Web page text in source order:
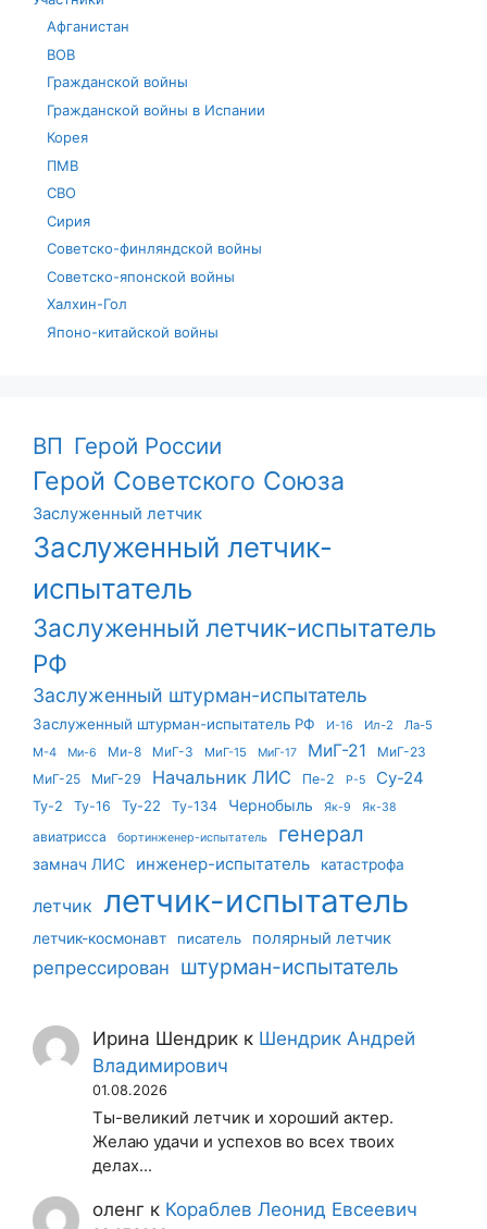
Афганистан
ВОВ
Гражданской войны
Гражданской войны в Испании
Корея
ПМВ
СВО
Сирия
Советско-финляндской войны
Советско-японской войны
Халхин-Гол
Японо-китайской войны
ВП Герой России
Герой Советского Союза
Заслуженный летчик
Заслуженный летчик-
испытатель
Заслуженный летчик-испытатель
РФ
Заслуженный штурман-испытатель
Заслуженный штурман-испытатель РФ И-16 Ил-2
Ла-5
М-4
Ми-6 Ми-8 МиГ-3 МиГ-15 МиГ-17 МиГ-21
МиГ-23
МиГ-25
МиГ-29 Начальник ЛИС Пе-2 Р-5 Су-24
Ту-2 Ту-16 Ту-22 Ту-134 Чернобыль Як-9 Як-38
авиатрисса бортинженер-испытатель генерал
замнач ЛИС инженер-испытатель катастрофа
летчик летчик-испытатель
летчик-космонавт писатель полярный летчик
репрессирован штурман-испытатель
Ирина Шендрик к Шендрик Андрей
Владимирович
01.08.2026
Ты-великий летчик и хороший актер.
Желаю удачи и успехов во всех твоих
делах...
оленг к Кораблев Леонид Евсеевич